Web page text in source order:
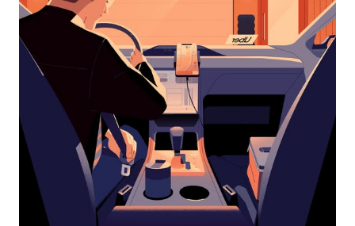
sélectionner
une
date.
Appuyez
sur
touche
pour
fermer
le
calendrier.